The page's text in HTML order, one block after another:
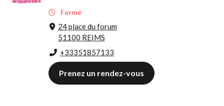
Fermé
24 place du forum
51100 REIMS
+33351857133
Prenez un rendez-vous